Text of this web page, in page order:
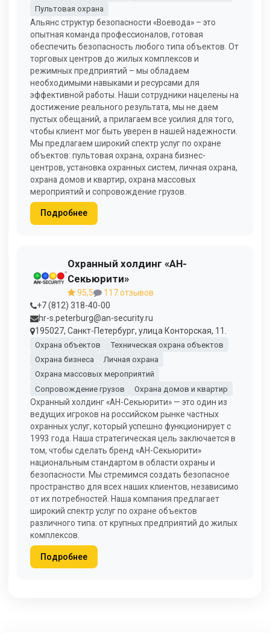
Пультовая охрана
Альянс структур безопасности «Воевода» – это
опытная команда профессионалов, готовая
обеспечить безопасность любого типа объектов. От
торговых центров до жилых комплексов и
режимных предприятий – мы обладаем
необходимыми навыками и ресурсами для
эффективной работы. Наши сотрудники нацелены на
достижение реального результата, мы не даем
пустых обещаний, а прилагаем все усилия для того,
чтобы клиент мог быть уверен в нашей надежности.
Мы предлагаем широкий спектр услуг по охране
объектов: пультовая охрана, охрана бизнес-
центров, установка охранных систем, личная охрана,
охрана домов и квартир, охрана массовых
мероприятий и сопровождение грузов.
Подробнее
Охранный холдинг «АН-
Секьюрити»
95,5
117 отзывов
+7 (812) 318-40-00
hr-s.peterburg@an-security.ru
195027, Санкт-Петербург, улица Конторская, 11.
Охрана объектов
Техническая охрана объектов
Охрана бизнеса
Личная охрана
Охрана массовых мероприятий
Сопровождение грузов
Охрана домов и квартир
Охранный холдинг «АН-Секьюрити» — это один из
ведущих игроков на российском рынке частных
охранных услуг, который успешно функционирует с
1993 года. Наша стратегическая цель заключается в
том, чтобы сделать бренд «АН-Секьюрити»
национальным стандартом в области охраны и
безопасности. Мы стремимся создать безопасное
пространство для всех наших клиентов, независимо
от их потребностей. Наша компания предлагает
широкий спектр услуг по охране объектов
различного типа: от крупных предприятий до жилых
комплексов.
Подробнее